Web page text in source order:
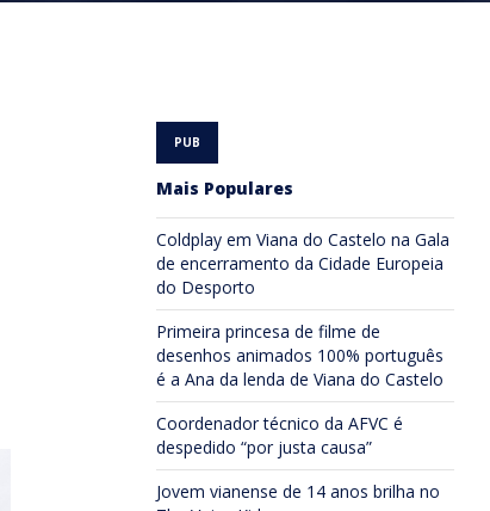
Mais Populares
Coldplay em Viana do Castelo na Gala
de encerramento da Cidade Europeia
do Desporto
Primeira princesa de filme de
desenhos animados 100% português
é a Ana da lenda de Viana do Castelo
Coordenador técnico da AFVC é
despedido “por justa causa”
Jovem vianense de 14 anos brilha no